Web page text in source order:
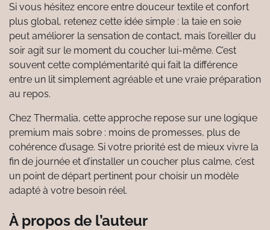
Si vous hésitez encore entre douceur textile et confort
plus global, retenez cette idée simple : la taie en soie
peut améliorer la sensation de contact, mais l’oreiller du
soir agit sur le moment du coucher lui-même. C’est
souvent cette complémentarité qui fait la différence
entre un lit simplement agréable et une vraie préparation
au repos.
Chez Thermalia, cette approche repose sur une logique
premium mais sobre : moins de promesses, plus de
cohérence d’usage. Si votre priorité est de mieux vivre la
fin de journée et d’installer un coucher plus calme, c’est
un point de départ pertinent pour choisir un modèle
adapté à votre besoin réel.
À propos de l’auteur